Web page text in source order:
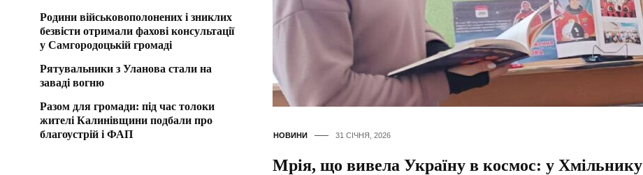
НОВИНИ 31 СІЧНЯ, 2026
Мрія, що вивела Україну в космос: у Хмільнику
Родини військовополонених і зниклих
безвісти отримали фахові консультації
у Самгородоцькій громаді
Рятувальники з Уланова стали на
заваді вогню
Разом для громади: під час толоки
жителі Калинівщини подбали про
благоустрій і ФАП